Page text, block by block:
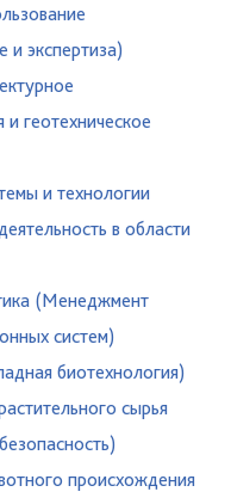
и экспертиза)
геотехническое
и технологии
в области
(Менеджмент
систем)
биотехнология)
сырья
происхождения